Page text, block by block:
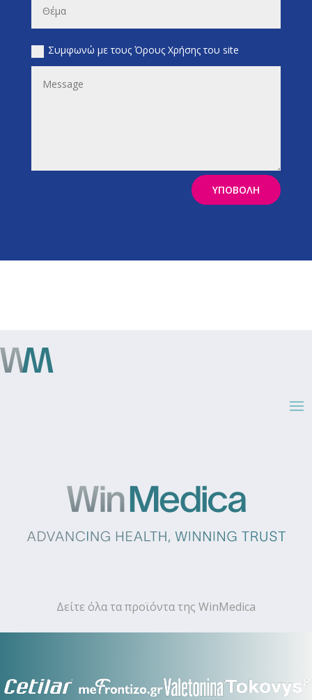
Συμφωνώ με τους Όρους Χρήσης του site
ΥΠΟΒΟΛΗ
Δείτε όλα τα προϊόντα της WinMedica